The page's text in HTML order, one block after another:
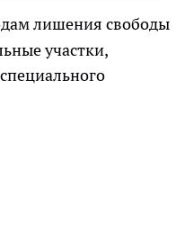
лишения свободы
участки,